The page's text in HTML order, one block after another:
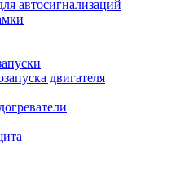
автосигнализаций
двигателя